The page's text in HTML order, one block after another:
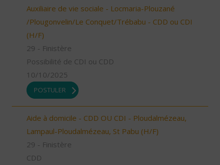
Auxiliaire de vie sociale - Locmaria-Plouzané
/Plougonvelin/Le Conquet/Trébabu - CDD ou CDI
(H/F)
29 - Finistère
Possibilité de CDI ou CDD
10/10/2025
POSTULER
Aide à domicile - CDD OU CDI - Ploudalmézeau,
Lampaul-Ploudalmézeau, St Pabu (H/F)
29 - Finistère
CDD